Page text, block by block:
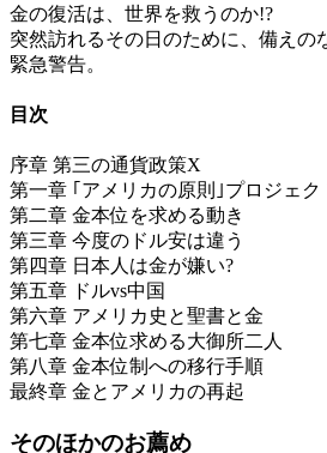
金の復活は、世界を救うのか!?
突然訪れるその日のために、備えの
緊急警告。
目次
序章 第三の通貨政策X
第一章 ｢アメリカの原則｣プロジェク
第二章 金本位を求める動き
第三章 今度のドル安は違う
第四章 日本人は金が嫌い?
第五章 ドルvs中国
第六章 アメリカ史と聖書と金
第七章 金本位求める大御所二人
第八章 金本位制への移行手順
最終章 金とアメリカの再起
そのほかのお薦め